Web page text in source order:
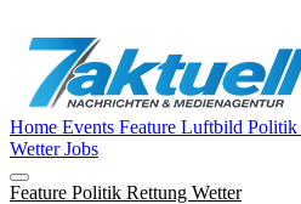
Home Events Feature Luftbild Politik
WetterJobs
Feature Politik Rettung Wetter